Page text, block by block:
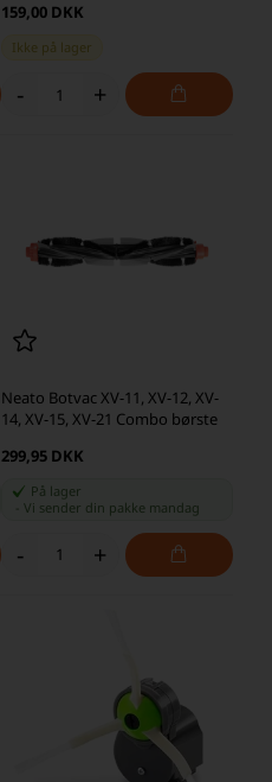
159,00 DKK
Ikke på lager
- +
Neato Botvac XV-11, XV-12, XV-
14, XV-15, XV-21 Combo børste
299,95 DKK
På lager
Vi sender din pakke mandag
- +